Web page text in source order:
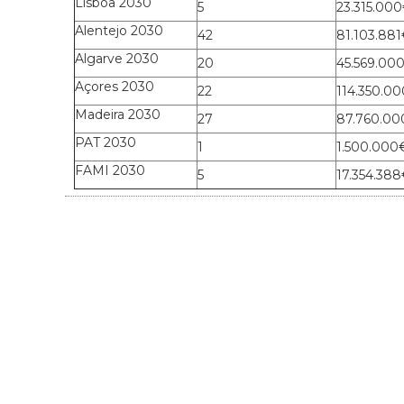
5
Alentejo 2030
42
Algarve 2030
20
Açores 2030
22
Madeira 2030
27
PAT 2030
1
FAMI 2030
5